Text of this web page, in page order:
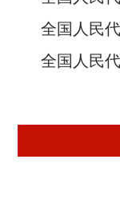
全国人民
全国人民